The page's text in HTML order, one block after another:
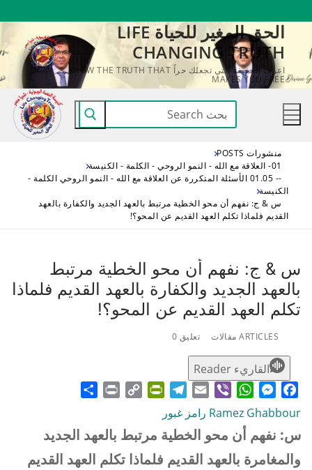
المحتوى
الحق المغير للحياة LIFE
CHANGING TRUTH
اعرف الحقيقة التي تجعلك حراً KNOW THE TRUTH THAT
MAKES YOU FREE
البحث
عن:
منشورات POSTS
01- العلاقة مع الله - النمو الروحي - الكلمة - الكنيسة
-- 01.05 الأسئلة المتكررة عن العلاقة مع الله - النمو الروحي الكلمة -
الكنيسة
س & ج: نفهم أن محو الخطية مرتبط بالعهد الجديد والكفارة بالعهد
القديم فلماذا تكلم العهد القديم عن المحو؟!
س & ج: نفهم أن محو الخطية مرتبط
بالعهد الجديد والكفارة بالعهد القديم فلماذا
تكلم العهد القديم عن المحو؟!
ARTICLES مقالات تعليق 0
القاريء Reader
Facebook
Messenger
WhatsApp
Viber
Email
Telegram
PrintFriendly
Copy
Print
Ramez Ghabbour رامز غبور
س: نفهم أن محو الخطية مرتبط بالعهد الجديد
والمغامرة بالعهد القديم فلماذا تكلم العهد القديم